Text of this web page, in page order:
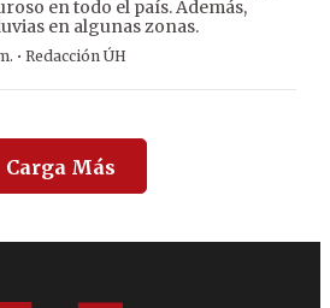
en todo el país. Además,
en algunas zonas.
· Redacción ÚH
Carga Más